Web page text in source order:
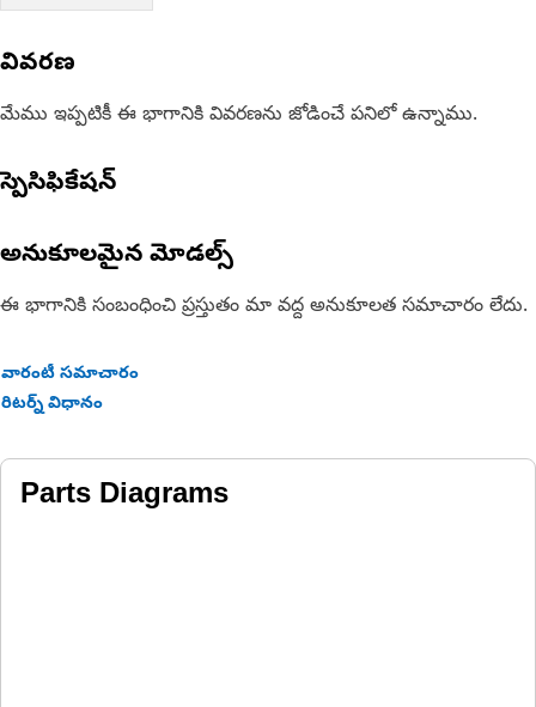
వివరణ
మేము ఇప్పటికీ ఈ భాగానికి వివరణను జోడించే పనిలో ఉన్నాము.
స్పెసిఫికేషన్
అనుకూలమైన మోడల్స్
ఈ భాగానికి సంబంధించి ప్రస్తుతం మా వద్ద అనుకూలత సమాచారం లేదు.
వారంటీ సమాచారం
రిటర్న్ విధానం
Parts Diagrams